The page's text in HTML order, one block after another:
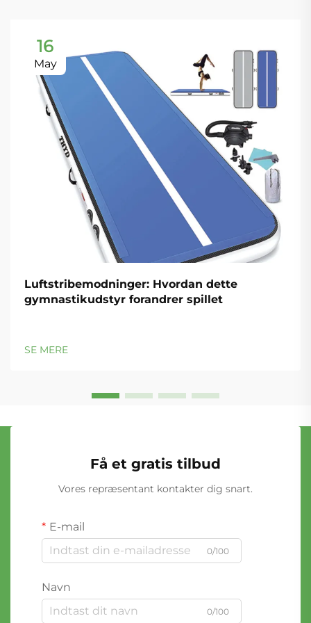
16
May
Luftstribemodninger: Hvordan dette
gymnastikudstyr forandrer spillet
SE MERE
Få et gratis tilbud
Vores repræsentant kontakter dig snart.
E-mail
0/100
Navn
0/100